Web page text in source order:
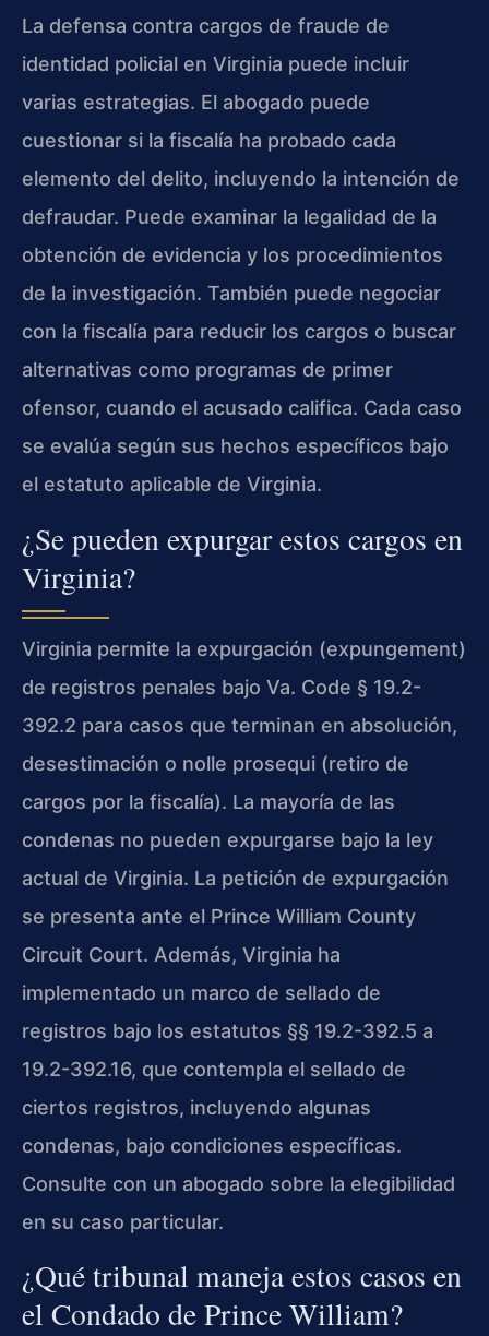
La defensa contra cargos de fraude de
identidad policial en Virginia puede incluir
varias estrategias. El abogado puede
cuestionar si la fiscalía ha probado cada
elemento del delito, incluyendo la intención de
defraudar. Puede examinar la legalidad de la
obtención de evidencia y los procedimientos
de la investigación. También puede negociar
con la fiscalía para reducir los cargos o buscar
alternativas como programas de primer
ofensor, cuando el acusado califica. Cada caso
se evalúa según sus hechos específicos bajo
el estatuto aplicable de Virginia.
¿Se pueden expurgar estos cargos en
Virginia?
Virginia permite la expurgación (expungement)
de registros penales bajo Va. Code § 19.2-
392.2 para casos que terminan en absolución,
desestimación o nolle prosequi (retiro de
cargos por la fiscalía). La mayoría de las
condenas no pueden expurgarse bajo la ley
actual de Virginia. La petición de expurgación
se presenta ante el Prince William County
Circuit Court. Además, Virginia ha
implementado un marco de sellado de
registros bajo los estatutos §§ 19.2-392.5 a
19.2-392.16, que contempla el sellado de
ciertos registros, incluyendo algunas
condenas, bajo condiciones específicas.
Consulte con un abogado sobre la elegibilidad
en su caso particular.
¿Qué tribunal maneja estos casos en
el Condado de Prince William?